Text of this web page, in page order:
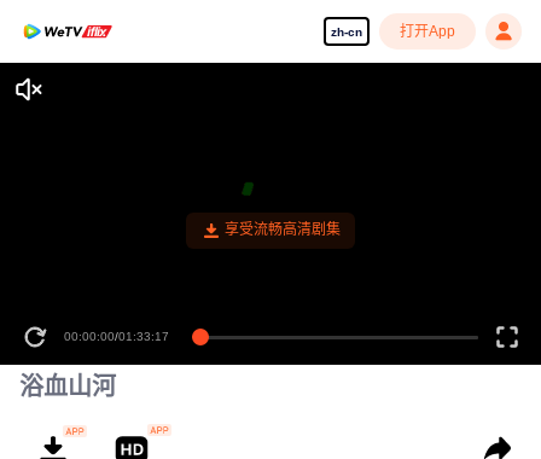
zh-cn 打开App
享受流畅高清剧集
00:00:00/01:33:17
浴血山河